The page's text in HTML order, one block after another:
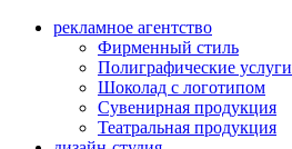
рекламное агентство
Фирменный стиль
Полиграфические услуги
Шоколад с логотипом
Сувенирная продукция
Театральная продукция